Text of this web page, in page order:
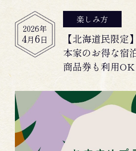
2026年
4月6日
楽しみ方
【北海道民限定
本家のお得な宿
商品券も利用OK